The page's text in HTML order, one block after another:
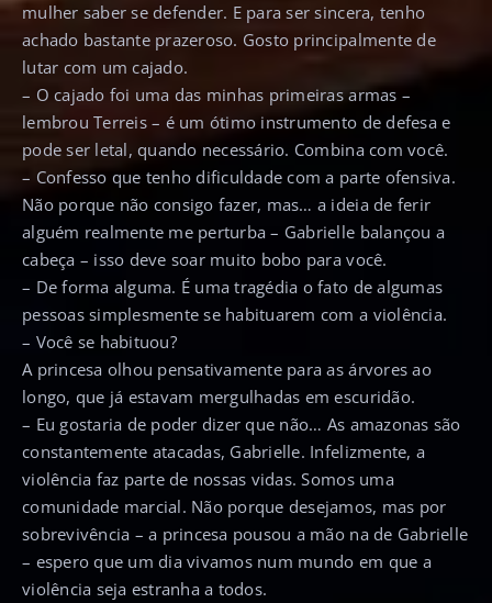
mulher saber se defender. E para ser sincera, tenho
achado bastante prazeroso. Gosto principalmente de
lutar com um cajado.
– O cajado foi uma das minhas primeiras armas –
lembrou Terreis – é um ótimo instrumento de defesa e
pode ser letal, quando necessário. Combina com você.
– Confesso que tenho dificuldade com a parte ofensiva.
Não porque não consigo fazer, mas… a ideia de ferir
alguém realmente me perturba – Gabrielle balançou a
cabeça – isso deve soar muito bobo para você.
– De forma alguma. É uma tragédia o fato de algumas
pessoas simplesmente se habituarem com a violência.
– Você se habituou?
A princesa olhou pensativamente para as árvores ao
longo, que já estavam mergulhadas em escuridão.
– Eu gostaria de poder dizer que não… As amazonas são
constantemente atacadas, Gabrielle. Infelizmente, a
violência faz parte de nossas vidas. Somos uma
comunidade marcial. Não porque desejamos, mas por
sobrevivência – a princesa pousou a mão na de Gabrielle
– espero que um dia vivamos num mundo em que a
violência seja estranha a todos.